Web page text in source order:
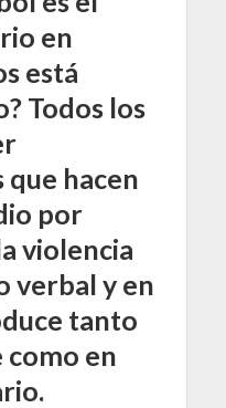
en
está
Todos los
hacen
por
violencia
verbal y en
tanto
como en